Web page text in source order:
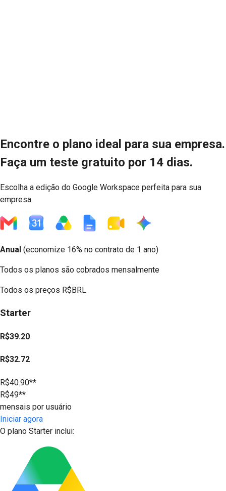
Encontre o plano ideal para sua empresa.
Faça um teste gratuito por 14 dias.
Escolha a edição do Google Workspace perfeita para sua
empresa.
Anual (economize 16% no contrato de 1 ano)
Todos os planos são cobrados mensalmente
Todos os preços R$BRL
Starter
R$39.20
R$32.72
R$40.90**
R$49**
mensais por usuário
Iniciar agora
O plano Starter inclui: